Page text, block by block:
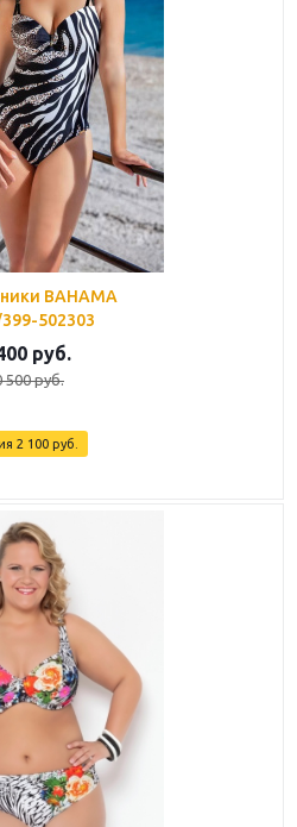
BAHAMA
502303
руб.
500руб.
2 100руб.